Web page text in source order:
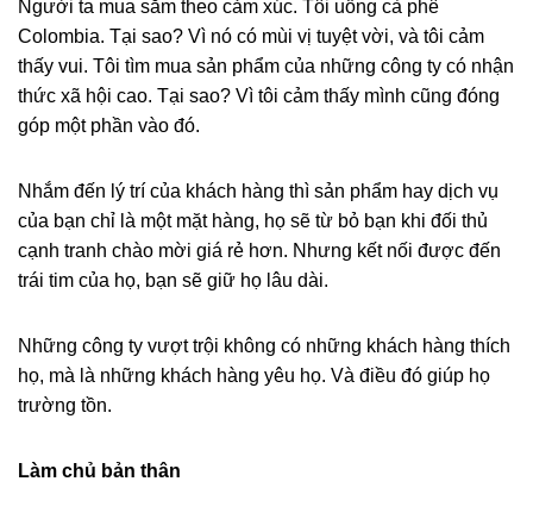
Người ta mua sắm theo cảm xúc. Tôi uống cà phê
Colombia. Tại sao? Vì nó có mùi vị tuyệt vời, và tôi cảm
thấy vui. Tôi tìm mua sản phẩm của những công ty có nhận
thức xã hội cao. Tại sao? Vì tôi cảm thấy mình cũng đóng
góp một phần vào đó.
Nhắm đến lý trí của khách hàng thì sản phẩm hay dịch vụ
của bạn chỉ là một mặt hàng, họ sẽ từ bỏ bạn khi đối thủ
cạnh tranh chào mời giá rẻ hơn. Nhưng kết nối được đến
trái tim của họ, bạn sẽ giữ họ lâu dài.
Những công ty vượt trội không có những khách hàng thích
họ, mà là những khách hàng yêu họ. Và điều đó giúp họ
trường tồn.
Làm chủ bản thân